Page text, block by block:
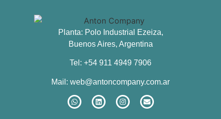
Planta: Polo Industrial Ezeiza,
Buenos Aires, Argentina
Tel: +54 911 4949 7906
Mail: web@antoncompany.com.ar